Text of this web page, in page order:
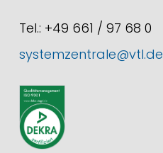
Tel.: +49 661 / 97 68 0
systemzentrale@vtl.de